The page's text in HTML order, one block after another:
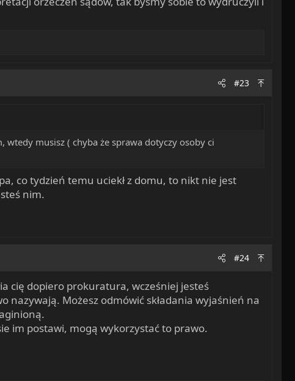
#23
wtedy musisz ( chyba że sprawa dotyczy osoby ci
co tydzień temu uciekł z domu, to nikt nie jest
nim.
#24
cię dopiero prokuratura, wcześniej jesteś
nazywają. Możesz odmówić składania wyjaśnień na
im postawi, mogą wykorzystać to prawo.